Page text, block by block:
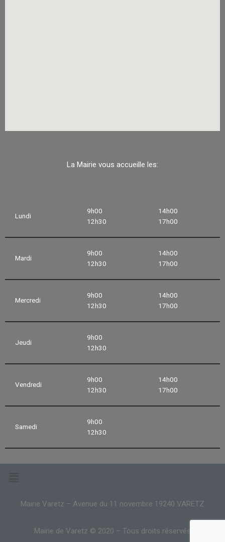
La Mairie vous accueille les:
Lundi
9h00
12h30
14h00
17h00
Mardi
9h00
12h30
14h00
17h00
Mercredi
9h00
12h30
14h00
17h00
Jeudi
9h00
12h30
Vendredi
9h00
12h30
14h00
17h00
Samedi
9h00
12h30
Mairie Varetz – Avenue du 11 novembre 19240 VARETZ
Mairie de Varetz © 2020 – Tous droits réservés